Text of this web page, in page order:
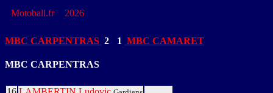
Motoball.fr> 2026
MBC CARPENTRAS 2 1 MBC CAMARET
MBC CARPENTRAS